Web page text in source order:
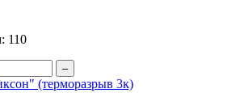
110
–